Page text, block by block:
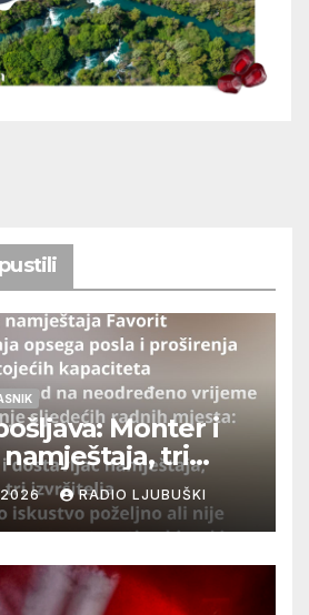
Monter i
tri
2026 RADIO LJUBUŠKI